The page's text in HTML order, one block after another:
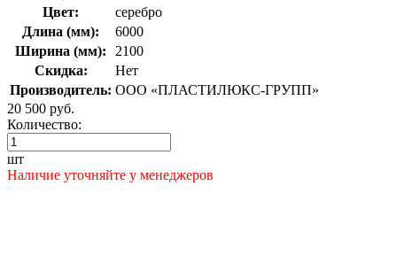
Цвет:
серебро
Длина (мм):
6000
Ширина (мм):
2100
Скидка:
Нет
Производитель: ООО «ПЛАСТИЛЮКС-ГРУПП»
20 500 руб.
Количество:
шт
Наличие уточняйте у менеджеров